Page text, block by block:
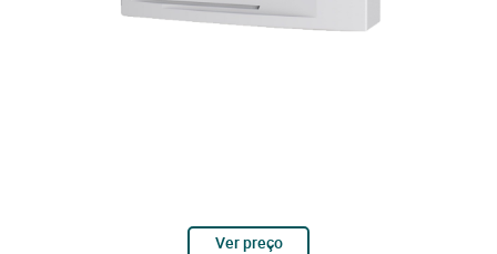
Ver preço